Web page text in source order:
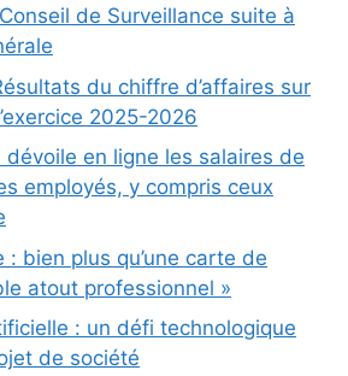
de Surveillance suite à
du chiffre d’affaires sur
2025-2026
en ligne les salaires de
employés, y compris ceux
: bien plus qu’une carte de
atout professionnel »
: un défi technologique
de société